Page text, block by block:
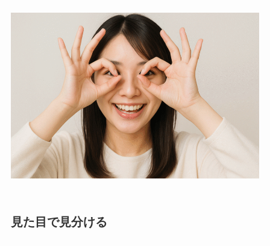
見た目で見分ける